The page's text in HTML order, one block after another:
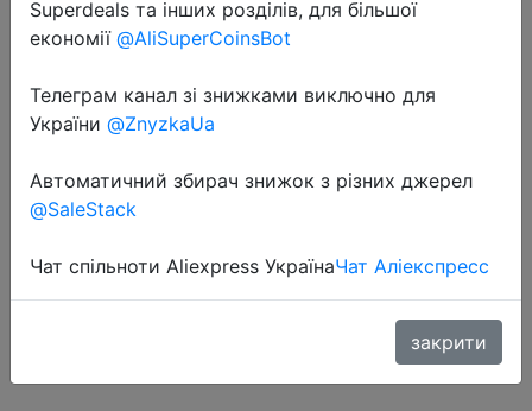
Мультяшные креативные
эмалевые булавки в виде черного
и белого кота, милые эмалевые
булавки в виде Mew, зеленые
Superdeals та інших розділів, для більшої
економії @AliSuperCoinsBot
Телеграм канал зі знижками виключно для
України @ZnyzkaUa
Автоматичний збирач знижок з різних джерел
@SaleStack
Чат спільноти Aliexpress УкраїнаЧат Аліекспресс
закрити